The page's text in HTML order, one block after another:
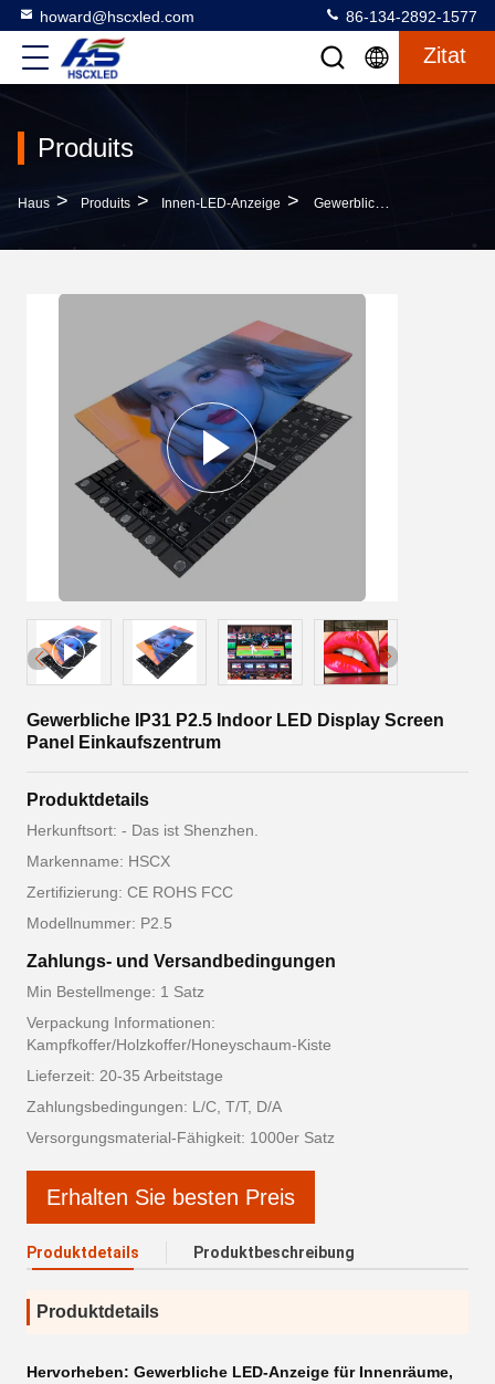
howard@hscxled.com 86-134-2892-1577
Zitat
Produits
Haus > Produits > Innen-LED-Anzeige > Gewerbliche IP31 P2.5 Indoor LED Display Screen Panel Einkaufszentrum
Gewerbliche IP31 P2.5 Indoor LED Display Screen
Panel Einkaufszentrum
Produktdetails
Herkunftsort: - Das ist Shenzhen.
Markenname: HSCX
Zertifizierung: CE ROHS FCC
Modellnummer: P2.5
Zahlungs- und Versandbedingungen
Min Bestellmenge: 1 Satz
Verpackung Informationen:
Kampfkoffer/Holzkoffer/Honeyschaum-Kiste
Lieferzeit: 20-35 Arbeitstage
Zahlungsbedingungen: L/C, T/T, D/A
Versorgungsmaterial-Fähigkeit: 1000er Satz
Erhalten Sie besten Preis
Produktdetails Produktbeschreibung
Produktdetails
Hervorheben: Gewerbliche LED-Anzeige für Innenräume,